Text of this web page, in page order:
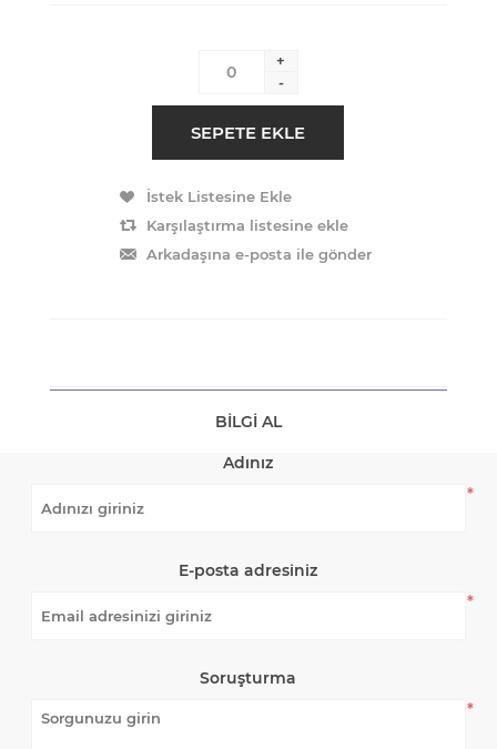
+
-
BILGI AL
Adınız
*
E-posta adresiniz
*
Soruşturma
*